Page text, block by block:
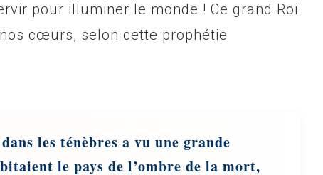
pour illuminer le monde ! Ce grand Roi
cœurs, selon cette prophétie
les ténèbres a vu une grande
le pays de l’ombre de la mort,